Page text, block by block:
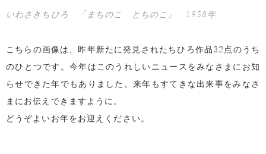
いわさきちひろ 「まちのこ とちのこ」 1958年
こちらの画像は、昨年新たに発見されたちひろ作品32点のうち
のひとつです。今年はこのうれしいニュースをみなさまにお知
らせできた年でもありました。来年もすてきな出来事をみなさ
まにお伝えできますように。
どうぞよいお年をお迎えください。